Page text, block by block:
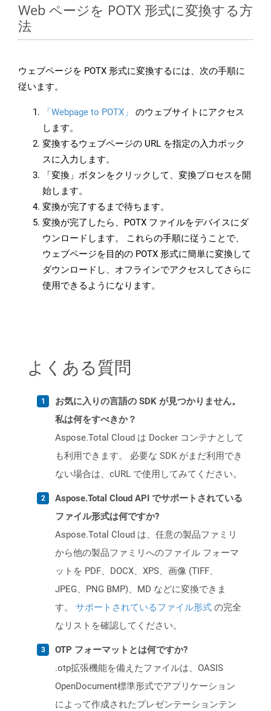
Web ページを POTX 形式に変換する方
法
ウェブページを POTX 形式に変換するには、次の手順に
従います。
「Webpage to POTX」
のウェブサイトにアクセス
します。
変換するウェブページの URL を指定の入力ボック
スに入力します。
「変換」ボタンをクリックして、変換プロセスを開
始します。
変換が完了するまで待ちます。
変換が完了したら、POTX ファイルをデバイスにダ
ウンロードします。 これらの手順に従うことで、
ウェブページを目的の POTX 形式に簡単に変換して
ダウンロードし、オフラインでアクセスしてさらに
使用できるようになります。
よくある質問
お気に入りの言語の SDK が見つかりません。
私は何をすべきか？
Aspose.Total Cloud は Docker コンテナとして
も利用できます。 必要な SDK がまだ利用でき
ない場合は、cURL で使用してみてください。
Aspose.Total Cloud API でサポートされている
ファイル形式は何ですか?
Aspose.Total Cloud は、任意の製品ファミリ
から他の製品ファミリへのファイル フォーマ
ットを PDF、DOCX、XPS、画像 (TIFF、
JPEG、PNG BMP)、MD などに変換できま
す。 サポートされているファイル形式 の完全
なリストを確認してください。
OTP フォーマットとは何ですか?
.otp拡張機能を備えたファイルは、OASIS
OpenDocument標準形式でアプリケーション
によって作成されたプレゼンテーションテン